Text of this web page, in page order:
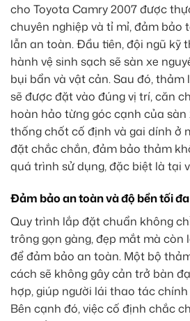
cho Toyota Camry 2007 được
chuyên nghiệp và tỉ mỉ, đảm bảo
lẫn an toàn. Đầu tiên, đội ngũ kỹ
hành vệ sinh sạch sẽ sàn xe
bụi bẩn và vật cản. Sau đó,
sẽ được đặt vào đúng vị trí, căn
hoàn hảo từng góc cạnh của sàn
thống chốt cố định và gai dính ở
đặt chắc chắn, đảm bảo thảm
quá trình sử dụng, đặc biệt là tại
Đảm bảo an toàn và độ bền tối đa
Quy trình lắp đặt chuẩn không
trông gọn gàng, đẹp mắt mà còn
để đảm bảo an toàn. Một bộ
cách sẽ không gây cản trở bàn
hợp, giúp người lái thao tác
Bên cạnh đó, việc cố định chắc